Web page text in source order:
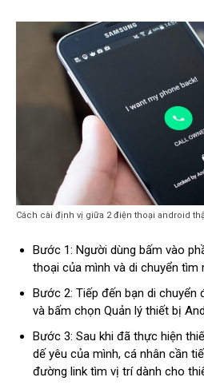
Cách cài định vị giữa 2 điện thoại android
Bước 1: Người dùng bấm vào
thoại của mình và di chuyển tìm
Bước 2: Tiếp đến bạn di chuyển
và bấm chọn Quản lý thiết bị
Bước 3: Sau khi đã thực hiện
dế yêu của mình, cá nhân cần
đường link tìm vị trí dành cho